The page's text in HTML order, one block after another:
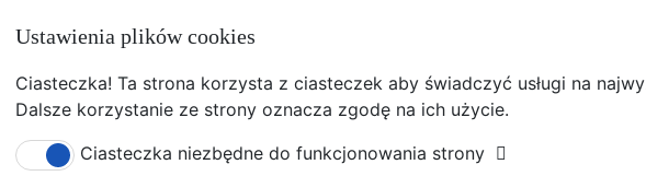
Ustawienia plików cookies
Ciasteczka! Ta strona korzysta z ciasteczek aby świadczyć usługi na
Dalsze korzystanie ze strony oznacza zgodę na ich użycie.
Ciasteczka niezbędne do funkcjonowania strony